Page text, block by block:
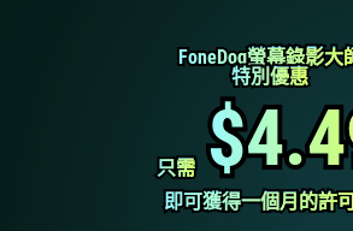
FoneDog螢幕錄影大
FoneDog螢幕錄影大
特別優惠
特別優惠
只需
只需
即可獲得一個月的許
即可獲得一個月的許